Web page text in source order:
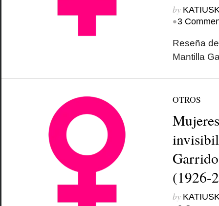
by
•3
Reseña
Mantilla
OTROS
(1926-
by